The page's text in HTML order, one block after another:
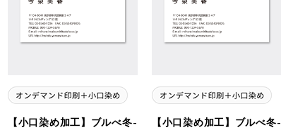
【小口染め加工】ブルべ冬-
【小口染め加工】ブルべ冬-